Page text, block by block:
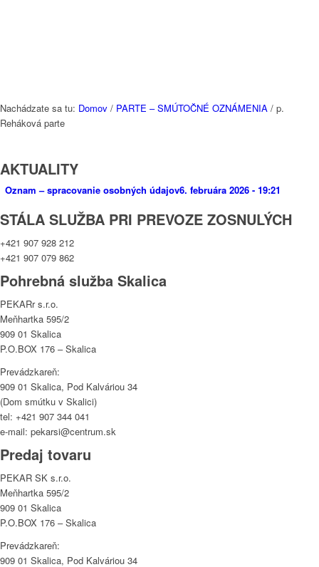
Nachádzate sa tu: Domov / PARTE – SMÚTOČNÉ OZNÁMENIA / p.
Reháková parte
AKTUALITY
Oznam – spracovanie osobných údajov6. februára 2026 - 19:21
STÁLA SLUŽBA PRI PREVOZE ZOSNULÝCH
+421 907 928 212
+421 907 079 862
Pohrebná služba Skalica
PEKARr s.r.o.
Meňhartka 595/2
909 01 Skalica
P.O.BOX 176 – Skalica
Prevádzkareň:
909 01 Skalica, Pod Kalváriou 34
(Dom smútku v Skalici)
tel: +421 907 344 041
e-mail: pekarsi@centrum.sk
Predaj tovaru
PEKAR SK s.r.o.
Meňhartka 595/2
909 01 Skalica
P.O.BOX 176 – Skalica
Prevádzkareň:
909 01 Skalica, Pod Kalváriou 34